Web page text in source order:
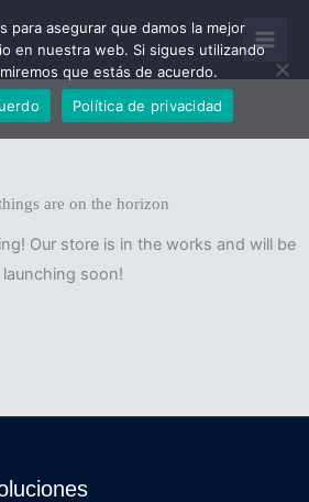
are on the horizon
Our store is in the works and will be
launching soon!
para asegurar que damos la mejor
en nuestra web. Si sigues utilizando
que estás de acuerdo.
Política de privacidad